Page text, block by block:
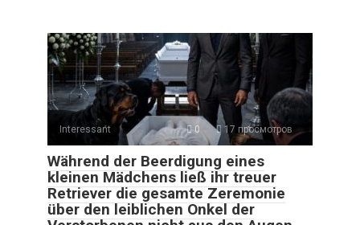
Interessant 0 17 просмотров
Während der Beerdigung eines
kleinen Mädchens ließ ihr treuer
Retriever die gesamte Zeremonie
über den leiblichen Onkel der